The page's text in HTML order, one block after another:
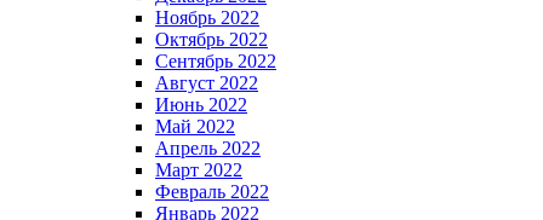
Ноябрь 2022
Октябрь 2022
Сентябрь 2022
Август 2022
Июнь 2022
Май 2022
Апрель 2022
Март 2022
Февраль 2022
Январь 2022